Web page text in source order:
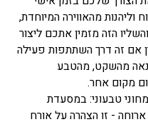
מהאווירה המיוחדת,
הזה מזמין אתכם ליצור
אם זה דרך השתתפות פעילה
מהשקט, מהטבע
מקום אחר.
טבעוני: במסעדת
- זו הצהרה על אורח